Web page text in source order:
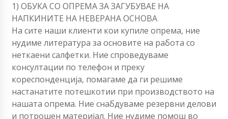
1) ОБУКА СО ОПРЕМА ЗА ЗАГУБУВАЕ НА
НАПКИНИТЕ НА НЕВЕРАНА ОСНОВА
На сите наши клиенти кои купиле опрема, ние
нудиме литература за основите на работа со
неткаени салфетки. Ние спроведуваме
консултации по телефон и преку
кореспонденција, помагаме да ги решиме
настанатите потешкотии при производството на
нашата опрема. Ние снабдуваме резервни делови
и потрошен материјал. Ние нудиме помош во